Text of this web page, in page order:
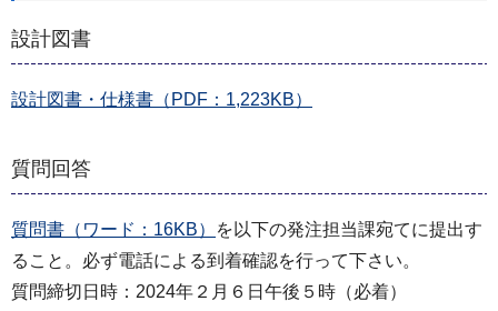
設計図書
設計図書・仕様書（PDF：1,223KB）
質問回答
質問書（ワード：16KB）
を以下の発注担当課宛てに提出す
ること。必ず電話による到着確認を行って下さい。
質問締切日時：2024年２月６日午後５時（必着）